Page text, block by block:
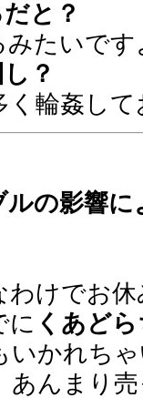
と？
たいです
？
輪姦して
の影響
けでお休
に くあど
いかれち
あんまり